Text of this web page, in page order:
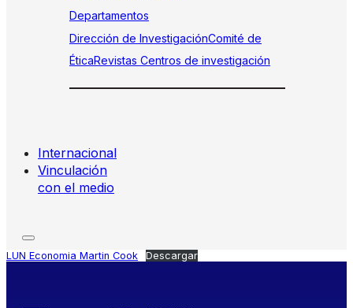
Departamentos
Dirección de InvestigaciónComité de
ÉticaRevistas Centros de investigación
Internacional
Vinculación
con el medio
LUN Economia Martin Cook Descargar